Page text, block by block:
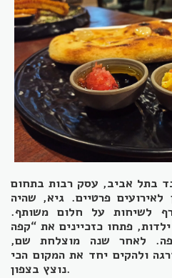
בתל אביב, עסק רבות בתחום
לאירועים פרטיים. גיא, שהיה
לשיחות על חלום משותף.
פתחו כזכיינים את “קפה
לאחר שנה מוצלחת שם,
ולהקים יחד את המקום הכי
נוצץ בצפון.